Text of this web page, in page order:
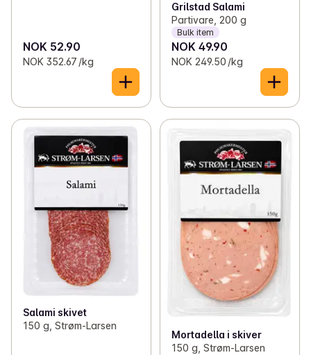
NOK 52.90
NOK 352.67 /kg
Grilstad Salami
Partivare, 200 g
Bulk item
NOK 49.90
NOK 249.50 /kg
Salami skivet
150 g, Strøm-Larsen
Mortadella i skiver
150 g, Strøm-Larsen